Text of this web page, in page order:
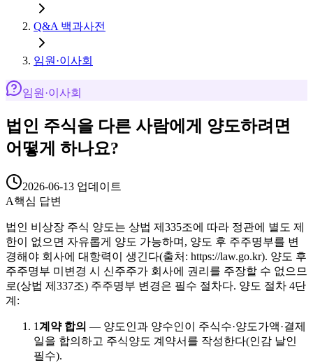
Q&A 백과사전
임원·이사회
임원·이사회
법인 주식을 다른 사람에게 양도하려면
어떻게 하나요?
2026-06-13 업데이트
A핵심 답변
법인 비상장 주식 양도는 상법 제335조에 따라 정관에 별도 제
한이 없으면 자유롭게 양도 가능하며, 양도 후 주주명부를 변
경해야 회사에 대항력이 생긴다(출처: https://law.go.kr). 양도 후
주주명부 미변경 시 신주주가 회사에 권리를 주장할 수 없으므
로(상법 제337조) 주주명부 변경은 필수 절차다. 양도 절차 4단
계:
1계약 합의 — 양도인과 양수인이 주식수·양도가액·결제
일을 합의하고 주식양도 계약서를 작성한다(인감 날인
필수).